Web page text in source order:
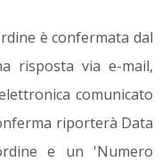
è confermata dal
risposta via e-mail,
comunicato
riporterà Data
e un 'Numero